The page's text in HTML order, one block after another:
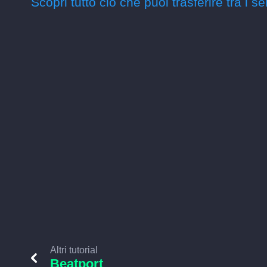
Altri tutorial
Beatport